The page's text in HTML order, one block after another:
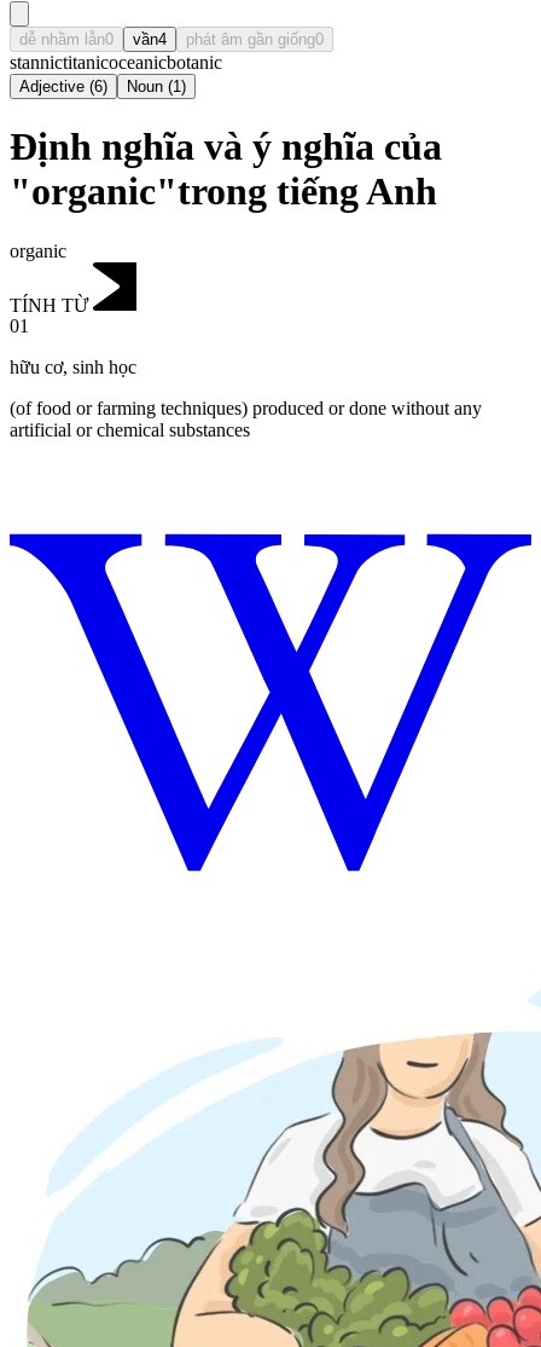
dễ nhầm lẫn0 vần4 phát âm gần giống0
stannictitanicoceanicbotanic
Adjective (6) Noun (1)
Định nghĩa và ý nghĩa của
"organic"trong tiếng Anh
organic
TÍNH TỪ
01
hữu cơ, sinh học
(of food or farming techniques) produced or done without any
artificial or chemical substances